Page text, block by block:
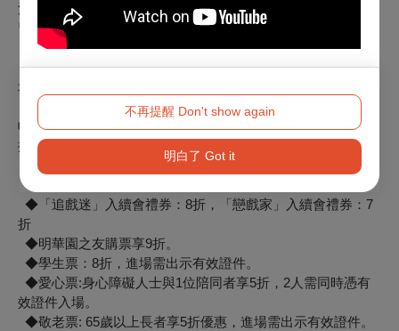
不再提醒 Don't show again
明白了 Got it
清》＋《戲曲拼盤——絕愛・無雙》＋《偶戲廟口
皆至少各1張，不限場次，享5折優惠，售完為止。
◆嚴選套票：任選3檔以上（至少包含1檔《看•見沈清》或
《戲曲拼盤——絕愛・無雙》或《偶戲廟口新樂園》），不限
場次，享7折優惠，售完為止。
◆凡購買套票即可獲得2026臺灣戲曲藝術節「一袋代代傳」
帆布袋乙份，贈品可於2026/4/1起至臺灣戲曲中心售票處憑兌
換券領取，送完為止。
◆「戀戲家」：8折，「追戲迷」：9折
◆「戀戲家」電子生日禮券：5折。
◆「追戲迷」入續會禮券：8折，「戀戲家」入續會禮券：7
折
◆明華園之友購票享9折。
◆學生票：8折，進場需出示有效證件。
◆愛心票:身心障礙人士與1位陪同者享5折，2人需同時憑有
效證件入場。
◆敬老票: 65歲以上長者享5折優惠，進場需出示有效證件。